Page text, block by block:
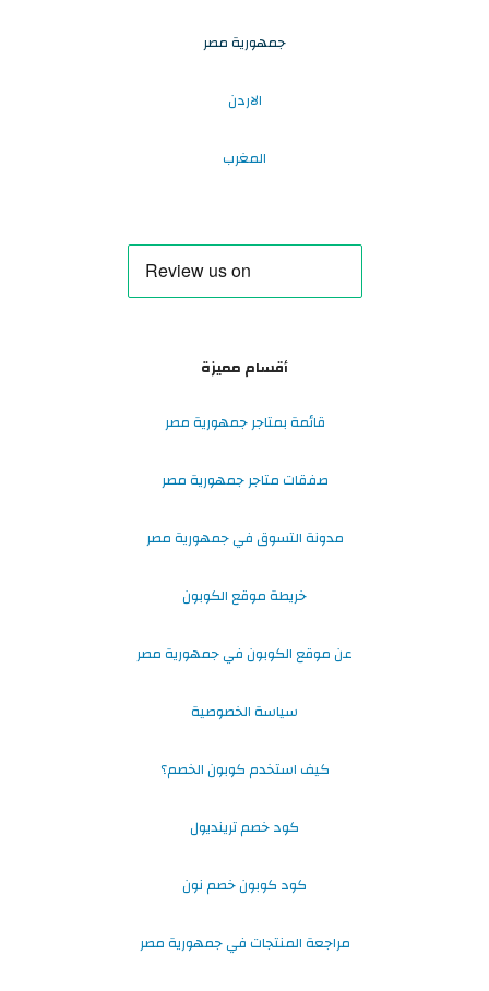
جمهورية مصر
الاردن
المغرب
أقسام مميزة
قائمة بمتاجر جمهورية مصر
صفقات متاجر جمهورية مصر
مدونة التسوق في جمهورية مصر
خريطة موقع الكوبون
عن موقع الكوبون في جمهورية مصر
سياسة الخصوصية
كيف استخدم كوبون الخصم؟
كود خصم ترينديول
كود كوبون خصم نون
مراجعة المنتجات في جمهورية مصر